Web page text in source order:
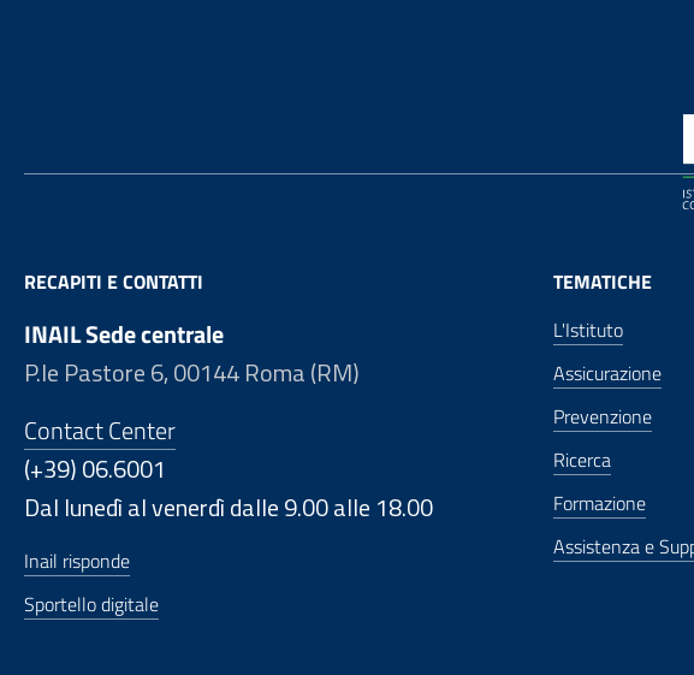
RECAPITI E CONTATTI
INAIL Sede centrale
P.le Pastore 6, 00144 Roma (RM)
Contact Center
(+39) 06.6001
Dal lunedì al venerdì dalle 9.00 alle 18.00
Inail risponde
Sportello digitale
TEMATICHE
L'Istituto
Assicurazione
Prevenzione
Ricerca
Formazione
Assistenza e